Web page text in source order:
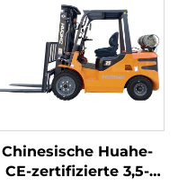
Tonne Tragfähigkeit
ist preisgünstig.
Chinesische Huahe-
CE-zertifizierte 3,5-